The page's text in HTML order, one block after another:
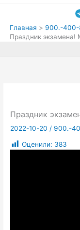
Главная
900.-400-
Праздник экзамена!
Праздник
2022-10-20 / 900.-
Оценили: 383